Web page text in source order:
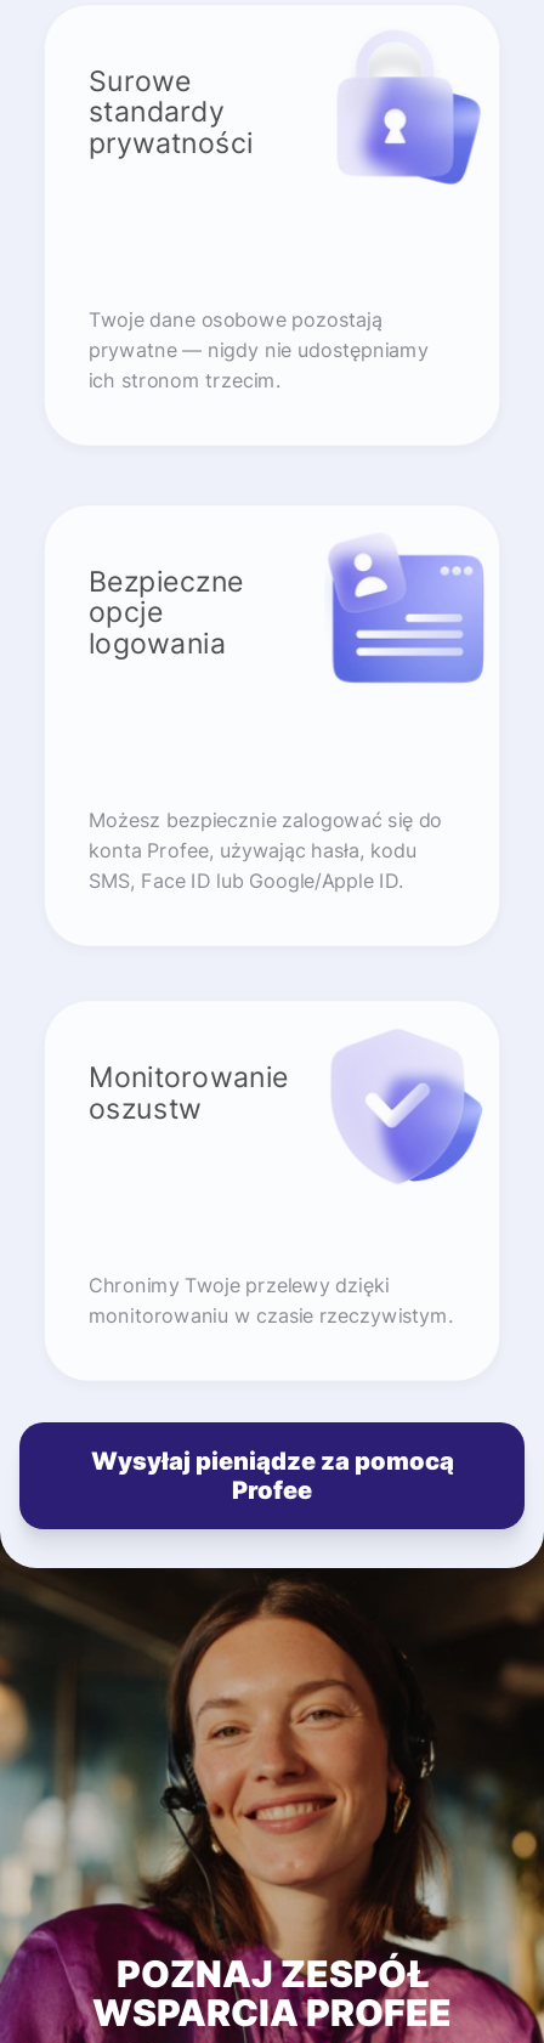
Surowe
standardy
prywatności
Twoje dane osobowe pozostają
prywatne — nigdy nie udostępniamy
ich stronom trzecim.
Bezpieczne
opcje
logowania
Możesz bezpiecznie zalogować się do
konta Profee, używając hasła, kodu
SMS, Face ID lub Google/Apple ID.
Monitorowanie
oszustw
Chronimy Twoje przelewy dzięki
monitorowaniu w czasie rzeczywistym.
Wysyłaj pieniądze za pomocą
Profee
POZNAJ ZESPÓŁ
WSPARCIA PROFEE